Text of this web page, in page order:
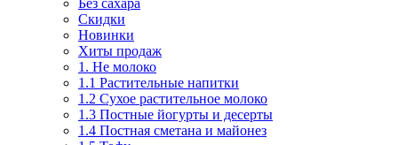
Скидки
Новинки
Хиты продаж
1. Не молоко
1.1 Растительные напитки
1.2 Сухое растительное молоко
1.3 Постные йогурты и десерты
1.4 Постная сметана и майонез